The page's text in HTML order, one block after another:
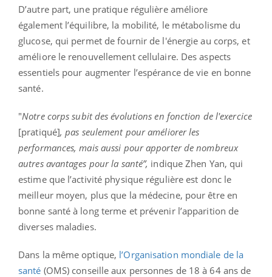
D’autre part, une pratique régulière améliore
également l’équilibre, la mobilité, le métabolisme du
glucose, qui permet de fournir de l'énergie au corps, et
améliore le renouvellement cellulaire. Des aspects
essentiels pour augmenter l’espérance de vie en bonne
santé.
"Notre corps subit des évolutions en fonction de l'exercice
[pratiqué], pas seulement pour améliorer les
performances, mais aussi pour apporter de nombreux
autres avantages pour la santé”, indique Zhen Yan, qui
estime que l’activité physique régulière est donc le
meilleur moyen, plus que la médecine, pour être en
bonne santé à long terme et prévenir l’apparition de
diverses maladies.
Dans la même optique, l’Organisation mondiale de la
santé (OMS) conseille aux personnes de 18 à 64 ans de